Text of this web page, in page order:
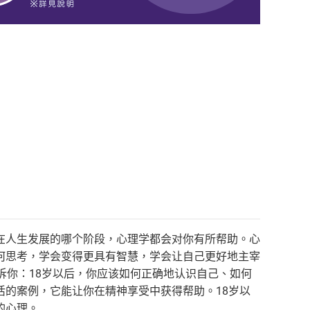
生发展的哪个阶段，心理学都会对你有所帮助。心
考，学会变得更具有智慧，学会让自己更好地主宰
：18岁以后，你应该如何正确地认识自己、如何
案例，它能让你在精神享受中获得帮助。18岁以